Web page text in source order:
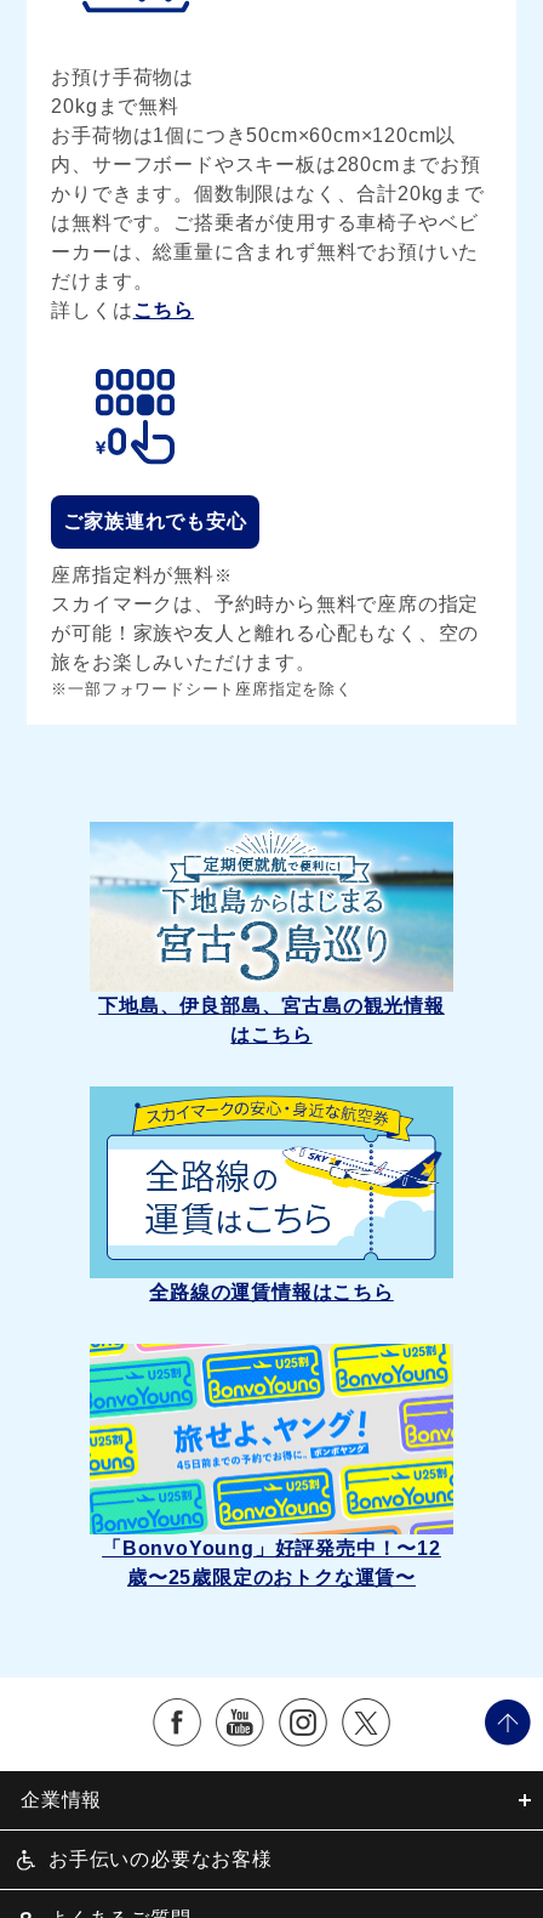
お預け手荷物は
20kgまで無料
お手荷物は1個につき50cm×60cm×120cm以
内、サーフボードやスキー板は280cmまでお預
かりできます。個数制限はなく、合計20kgまで
は無料です。ご搭乗者が使用する車椅子やベビ
ーカーは、総重量に含まれず無料でお預けいた
だけます。
詳しくはこちら
ご家族連れでも安心
座席指定料が無料※
スカイマークは、 予約時から無料で座席の指定
が可能！ 家族や友人と離れる心配もなく、空の
旅をお楽しみいただけます。
※一部フォワードシート座席指定を除く
下地島、伊良部島、宮古島の観光情報
はこちら
全路線の運賃情報はこちら
「BonvoYoung」好評発売中！〜12
歳〜25歳限定のおトクな運賃〜
企業情報
お手伝いの必要なお客様